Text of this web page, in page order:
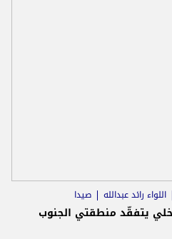
اللواء رائد عبدالله صيدا
يتفقّد منطقتي الجنوب